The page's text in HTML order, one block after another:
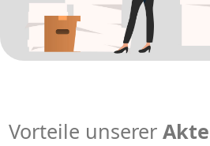
Vorteile unserer